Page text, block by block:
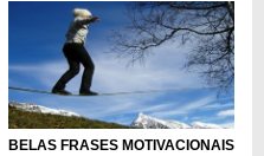
BELAS FRASES MOTIVACIONAIS